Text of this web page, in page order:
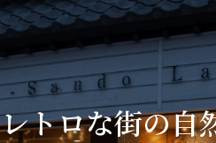
レトロな街の自